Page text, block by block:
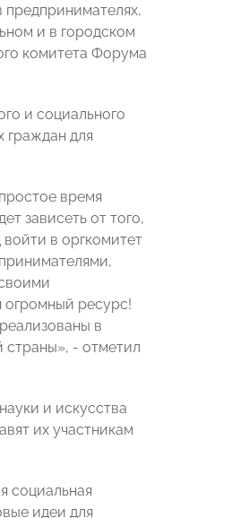
предпринимателях,
и в городском
комитета Форума
и социального
граждан для
время
зависеть от того,
в оргкомитет
огромный ресурс!
в
страны», - отметил
и искусства
их участникам
социальная
идеи для